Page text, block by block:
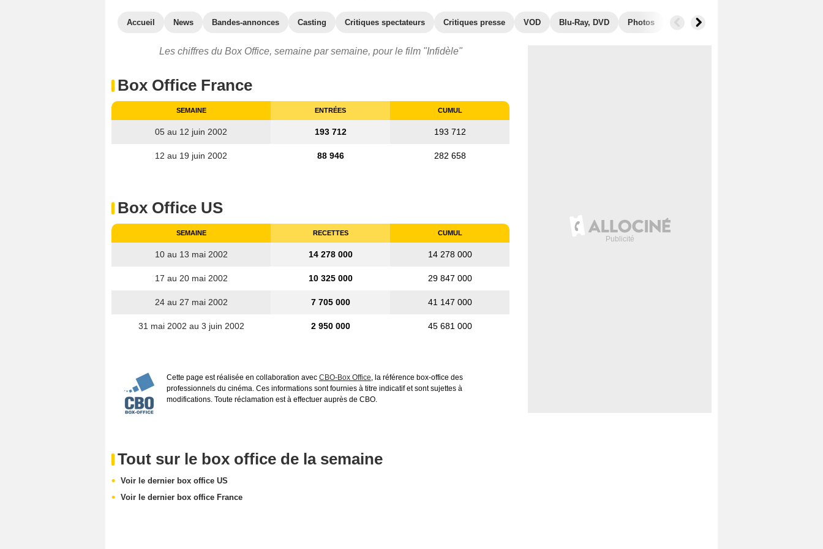
Accueil News Bandes-annonces Casting Critiques spectateurs Critiques presse VOD Blu-Ray, DVD Photos Musique
Les chiffres du Box Office, semaine par semaine, pour le film "Infidèle"
Box Office France
SEMAINE ENTRÉES CUMUL
05 au 12 juin 2002 193 712 193 712
12 au 19 juin 2002 88 946 282 658
Box Office US
SEMAINE RECETTES CUMUL
10 au 13 mai 2002 14 278 000 14 278 000
17 au 20 mai 2002 10 325 000 29 847 000
24 au 27 mai 2002 7 705 000 41 147 000
31 mai 2002 au 3 juin 2002 2 950 000 45 681 000
Cette page est réalisée en collaboration avec CBO-Box Office, la référence box-office des
professionnels du cinéma. Ces informations sont fournies à titre indicatif et sont sujettes à
modifications. Toute réclamation est à effectuer auprès de CBO.
Tout sur le box office de la semaine
Voir le dernier box office US
Voir le dernier box office France